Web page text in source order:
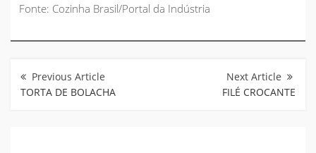
Fonte: Cozinha Brasil/Portal da Indústria
de
Post
TORTA DE BOLACHA FILÉ CROCANTE